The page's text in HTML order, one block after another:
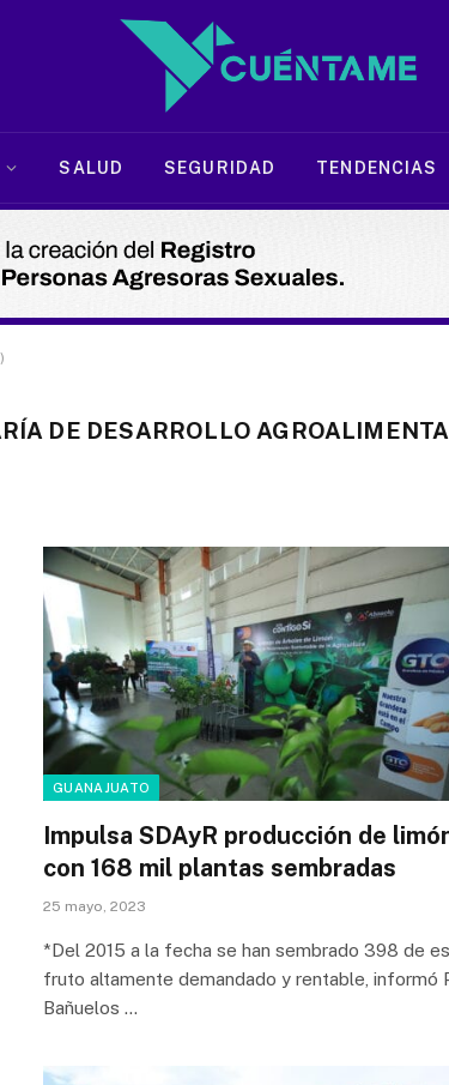
SALUD SEGURIDAD TENDENCIAS
DE DESARROLLO
GUANAJUATO
Impulsa SDAyR producción de
con 168 mil plantas sembradas
25 mayo, 2023
*Del 2015 a la fecha se han sembrado 398 de
fruto altamente demandado y rentable, informó
Bañuelos …